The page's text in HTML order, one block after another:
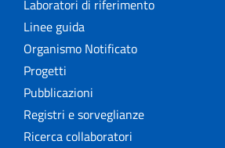
Laboratori di riferimento
Linee guida
Organismo Notificato
Progetti
Pubblicazioni
Registri e sorveglianze
Ricerca collaboratori